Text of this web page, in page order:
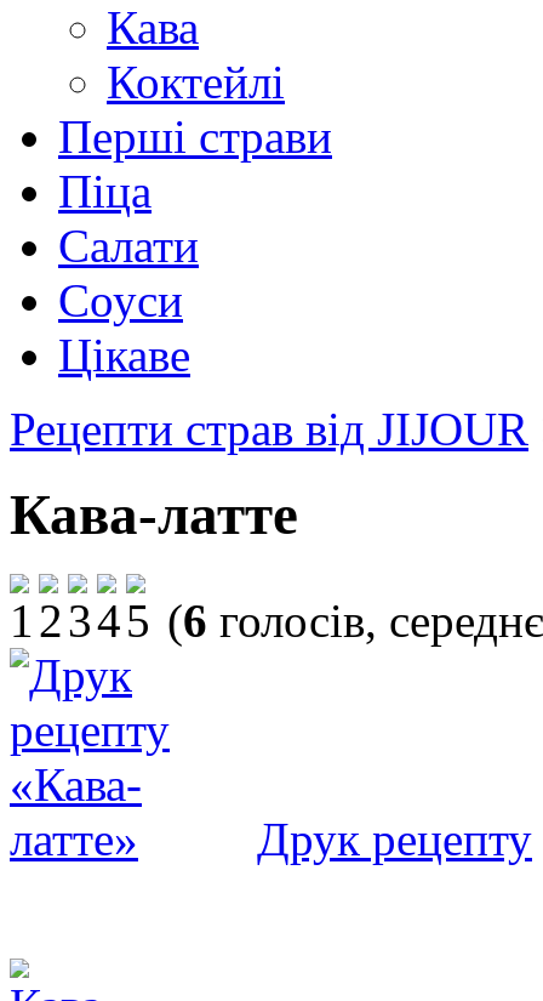
Кава
Коктейлі
Перші страви
Піца
Салати
Соуси
Цікаве
Рецепти страв від JIJOUR
Кава-латте
(6 голосів,
Друк рецепту